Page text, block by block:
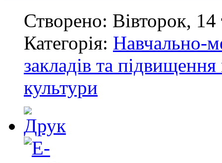
Створено: Вівторок,
Категорія: Навчально-
закладів та підвищення
культури